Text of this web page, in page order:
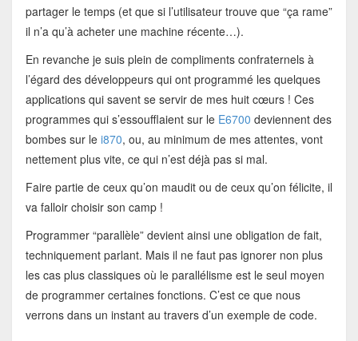
partager le temps (et que si l’utilisateur trouve que “ça rame”
il n’a qu’à acheter une machine récente…).
En revanche je suis plein de compliments confraternels à
l’égard des développeurs qui ont programmé les quelques
applications qui savent se servir de mes huit cœurs ! Ces
programmes qui s’essoufflaient sur le E6700 deviennent des
bombes sur le i870, ou, au minimum de mes attentes, vont
nettement plus vite, ce qui n’est déjà pas si mal.
Faire partie de ceux qu’on maudit ou de ceux qu’on félicite, il
va falloir choisir son camp !
Programmer “parallèle” devient ainsi une obligation de fait,
techniquement parlant. Mais il ne faut pas ignorer non plus
les cas plus classiques où le parallélisme est le seul moyen
de programmer certaines fonctions. C’est ce que nous
verrons dans un instant au travers d’un exemple de code.